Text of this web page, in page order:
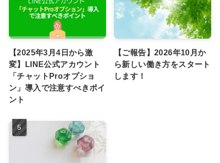
【2025年3月4日から激
変】LINE公式アカウント
「チャットProオプショ
ン」導入で注意すべきポイ
ント
【ご報告】2026年10月か
ら新しい働き方をスタート
します！